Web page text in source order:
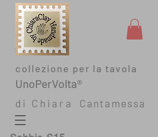
C antamessa
di C hiara
UnoPerVolta®
collezione per la tavola